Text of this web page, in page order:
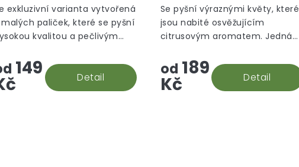
149 Detail
exkluzivní varianta vytvořená
malých paliček, které se pyšní
kvalitou a pečlivým
legendám mezi odrůdami a
specifickému...
od 189
Kč Detail
Se pyšní výraznými květy, které
jsou nabité osvěžujícím
citrusovým aromatem. Jedná
odrůd na světě a jsme rádi, že
je součástí našeho sortimentu.